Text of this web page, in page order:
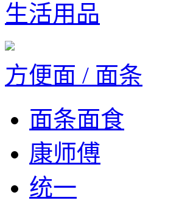
生活用品
方便面 / 面条
面条面食
康师傅
统一